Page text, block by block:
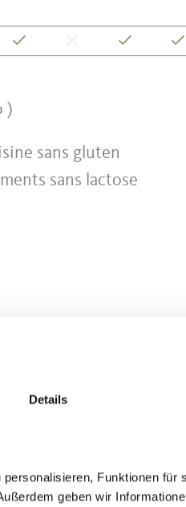
Details
Funktionen für
geben wir
)
sans gluten
sans lactose